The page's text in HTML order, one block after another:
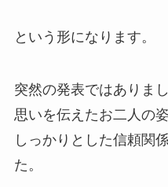
という形になります。
突然の発表ではありま
思いを伝えたお二人の姿
しっかりとした信頼関
た。